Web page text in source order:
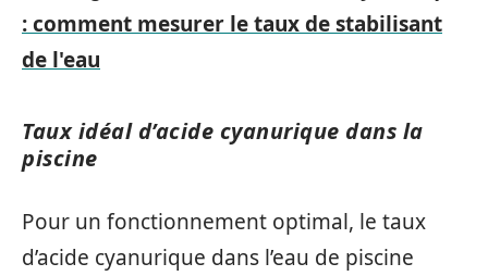
: comment mesurer le taux de stabilisant
de l'eau
Taux idéal d’acide cyanurique dans la
piscine
Pour un fonctionnement optimal, le taux
d’acide cyanurique dans l’eau de piscine